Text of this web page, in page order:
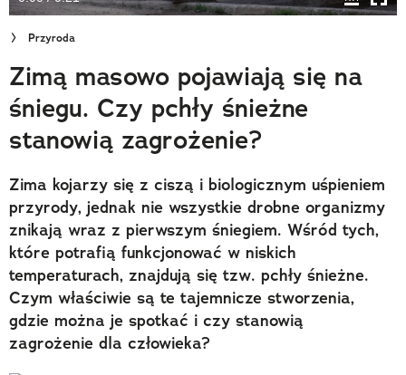
Wielki Konkurs Fotograficzny
Trendbook Podróżniczy
Polecane
Przyroda
Zimą masowo pojawiają się na
śniegu. Czy pchły śnieżne
stanowią zagrożenie?
Zima kojarzy się z ciszą i biologicznym uśpieniem
przyrody, jednak nie wszystkie drobne organizmy
znikają wraz z pierwszym śniegiem. Wśród tych,
które potrafią funkcjonować w niskich
temperaturach, znajdują się tzw. pchły śnieżne.
Czym właściwie są te tajemnicze stworzenia,
gdzie można je spotkać i czy stanowią
zagrożenie dla człowieka?